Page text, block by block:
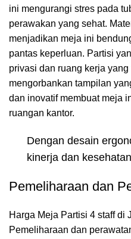
ini mengurangi stres pada
perawakan yang sehat.
menjadikan meja ini
pantas keperluan. Partisi
privasi dan ruang kerja yang
mengorbankan tampilan
dan inovatif membuat meja
ruangan kantor.
Dengan desain
kinerja dan
Pemeliharaan dan
Harga Meja Partisi 4 staff di
Pemeliharaan dan